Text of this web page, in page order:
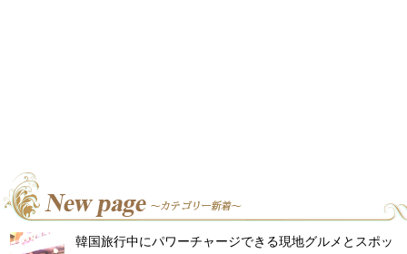
韓国旅行中にパワーチャージできる現地グルメとスポッ